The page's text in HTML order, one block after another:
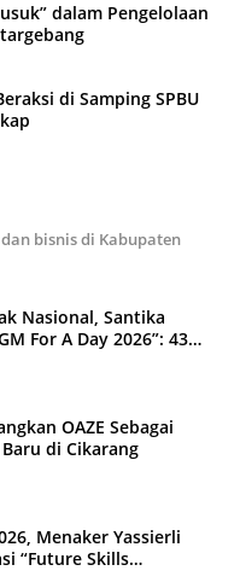
dalam Pengelolaan
di Samping SPBU
bisnis di Kabupaten
Nasional, Santika
For A Day 2026”: 43
OAZE Sebagai
di Cikarang
Menaker Yassierli
“Future Skills